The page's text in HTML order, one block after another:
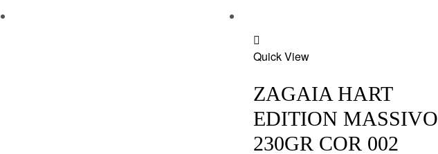
to
Quick View
ZAGAIA HART
EDITION MASSIVO
230GR COR 002